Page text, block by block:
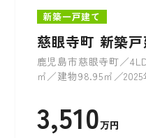
新築一戸建て
慈眼寺町 新築
鹿児島市慈眼寺町／
㎡／建物98.95㎡／
3,510万円